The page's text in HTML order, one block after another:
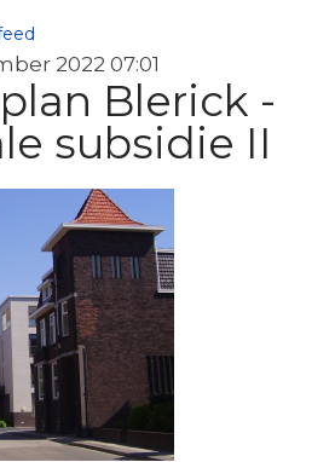
2022 07:01
Blerick -
subsidie II